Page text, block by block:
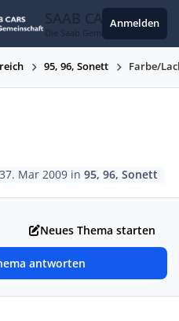
SAAB CARS
Die Saab Gemeinschaft
Anmelden
95, 96, Sonett Farbe/
7. Mar 2009 in95, 96, Sonett
Neues Thema starten
antworten